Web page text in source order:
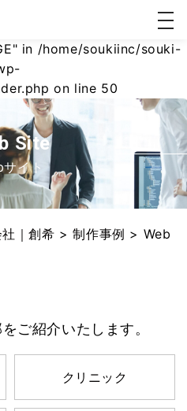
in /home/soukiinc/souki-
on line 50
ステ
ィング
広告
Webコ
ティン
グ
Site
サイト
｜創希 >制作事例 > Web
ご紹介いたします。
クリニック